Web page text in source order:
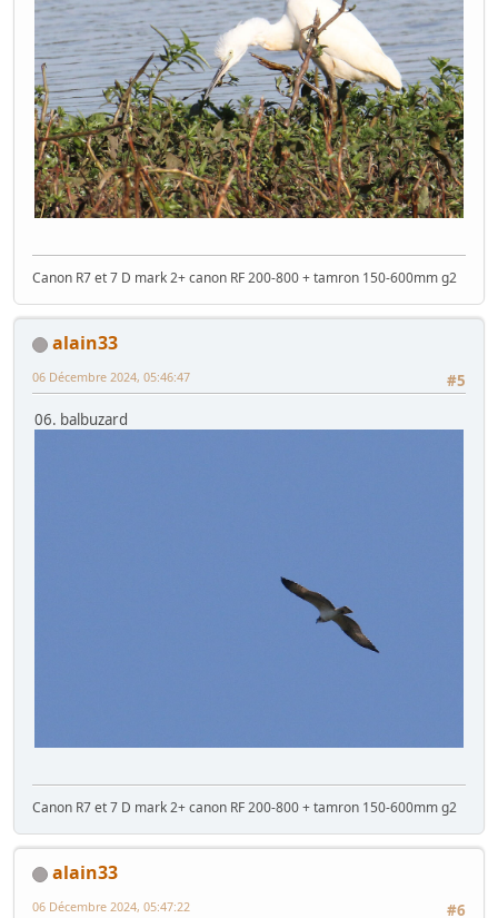
Canon R7 et 7 D mark 2+ canon RF 200-800 + tamron 150-600mm g2
alain33
#5
06 Décembre 2024, 05:46:47
06. balbuzard
Canon R7 et 7 D mark 2+ canon RF 200-800 + tamron 150-600mm g2
alain33
#6
06 Décembre 2024, 05:47:22